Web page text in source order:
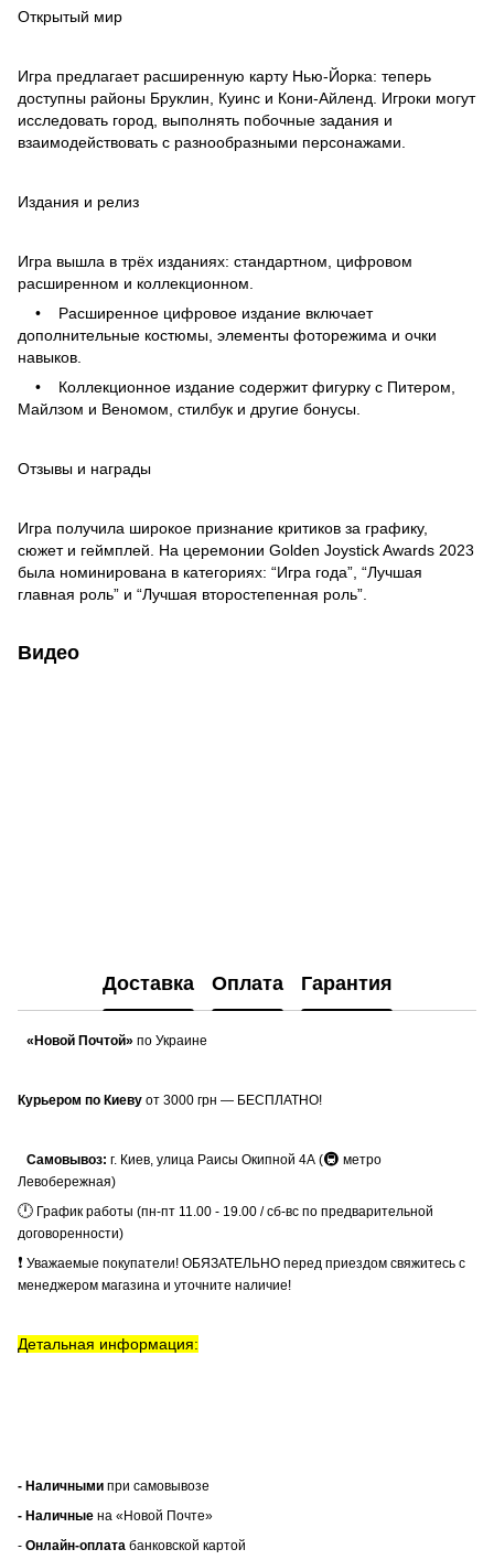
Открытый мир
Игра предлагает расширенную карту Нью-Йорка: теперь
доступны районы Бруклин, Куинс и Кони-Айленд. Игроки могут
исследовать город, выполнять побочные задания и
взаимодействовать с разнообразными персонажами.
Издания и релиз
Игра вышла в трёх изданиях: стандартном, цифровом
расширенном и коллекционном.
• Расширенное цифровое издание включает
дополнительные костюмы, элементы фоторежима и очки
навыков.
• Коллекционное издание содержит фигурку с Питером,
Майлзом и Веномом, стилбук и другие бонусы.
Отзывы и награды
Игра получила широкое признание критиков за графику,
сюжет и геймплей. На церемонии Golden Joystick Awards 2023
была номинирована в категориях: “Игра года”, “Лучшая
главная роль” и “Лучшая второстепенная роль”.
Видео
Доставка Оплата Гарантия
«Новой Почтой» по Украине
Курьером по Киеву от 3000 грн — БЕСПЛАТНО!
Самовывоз: г. Киев, улица Раисы Окипной 4А (🚇 метро
Левобережная)
🕛 График работы (пн-пт 11.00 - 19.00 / сб-вс по предварительной
договоренности)
❗ Уважаемые покупатели! ОБЯЗАТЕЛЬНО перед приездом свяжитесь с
менеджером магазина и уточните наличие!
Детальная информация:
- Наличными при самовывозе
- Наличные на «Новой Почте»
- Онлайн-оплата банковской картой